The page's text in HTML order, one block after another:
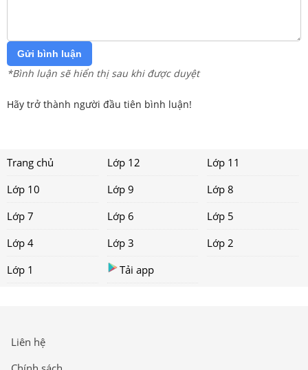
Gửi bình luận
*Bình luận sẽ hiển thị sau khi được duyệt
Hãy trở thành người đầu tiên bình luận!
Trang chủ Lớp 12
Lớp 11
Lớp 10
Lớp 9
Lớp 8
Lớp 7
Lớp 6
Lớp 5
Lớp 4
Lớp 3
Lớp 2
Lớp 1
Tải app
Liên hệ